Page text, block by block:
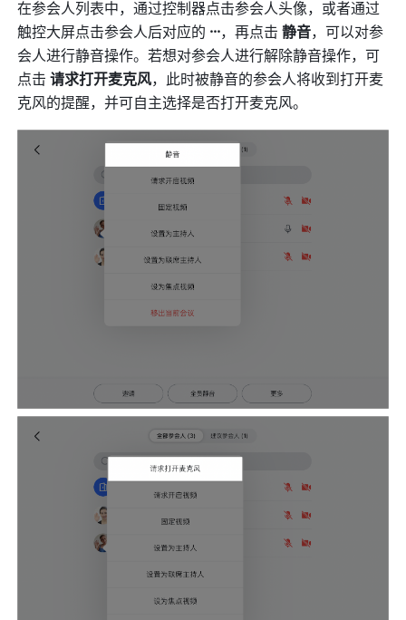
在参会人列表中，通过控制器点击参会人头像，或者通过
触控大屏点击参会人后对应的 ···，再点击 静音，可以对参
会人进行静音操作。若想对参会人进行解除静音操作，可
点击 请求打开麦克风，此时被静音的参会人将收到打开麦
克风的提醒，并可自主选择是否打开麦克风。